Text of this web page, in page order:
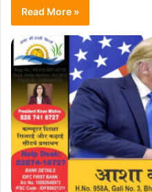
Read More »